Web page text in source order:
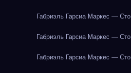
Габриэль Гарсиа Маркес —
Габриэль Гарсиа Маркес —
Габриэль Гарсиа Маркес —